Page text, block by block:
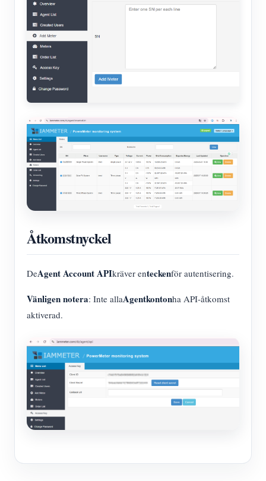
Åtkomstnyckel
DeAgent Account APIkräver enteckenför autentisering.
Vänligen notera: Inte allaAgentkontonha API-åtkomst
aktiverad.